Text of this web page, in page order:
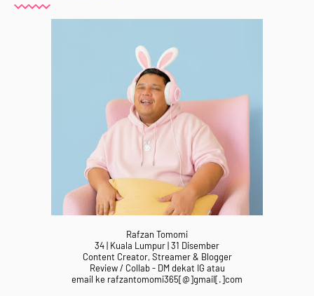
Rafzan Tomomi
34 | Kuala Lumpur | 31 Disember
Content Creator, Streamer & Blogger
Review / Collab - DM dekat IG atau
email ke rafzantomomi365[@]gmail[.]com